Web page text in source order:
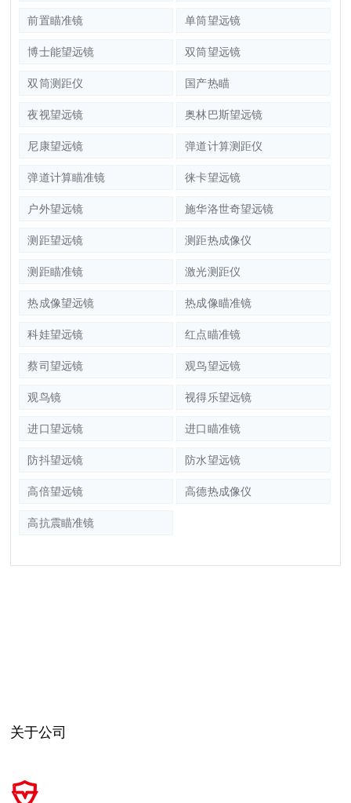
前置瞄准镜 单筒望远镜
博士能望远镜 双筒望远镜
双筒测距仪 国产热瞄
夜视望远镜 奥林巴斯望远镜
尼康望远镜 弹道计算测距仪
弹道计算瞄准镜 徕卡望远镜
户外望远镜 施华洛世奇望远镜
测距望远镜 测距热成像仪
测距瞄准镜 激光测距仪
热成像望远镜 热成像瞄准镜
科娃望远镜 红点瞄准镜
蔡司望远镜 观鸟望远镜
观鸟镜 视得乐望远镜
进口望远镜 进口瞄准镜
防抖望远镜 防水望远镜
高倍望远镜 高德热成像仪
高抗震瞄准镜
关于公司